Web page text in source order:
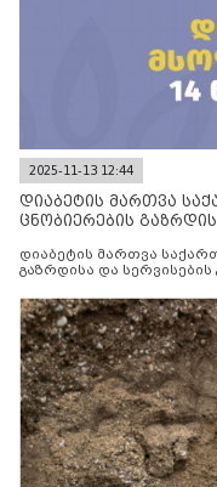
2025-11-13 12:44
დიაბეტის მართვა
ცნობიერების
დიაბეტის მართვა
გაზრდისა და სერვისების